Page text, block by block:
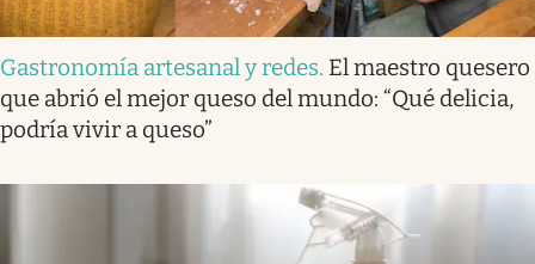
Gastronomía artesanal y redes. El maestro quesero
que abrió el mejor queso del mundo: “Qué delicia,
podría vivir a queso”